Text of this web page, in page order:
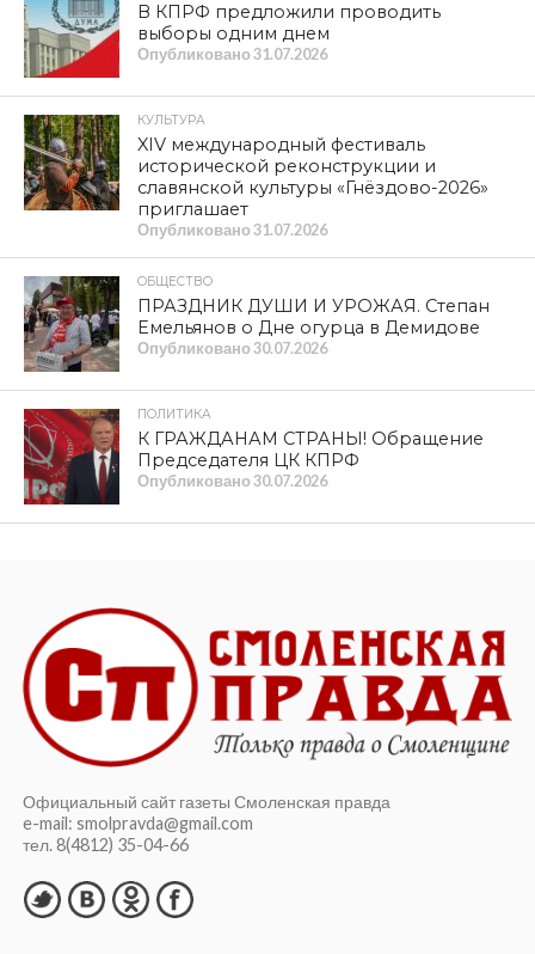
В КПРФ предложили проводить
выборы одним днем
Опубликовано31.07.2026
КУЛЬТУРА
XIV международный фестиваль
исторической реконструкции и
славянской культуры «Гнёздово-2026»
приглашает
Опубликовано31.07.2026
ОБЩЕСТВО
ПРАЗДНИК ДУШИ И УРОЖАЯ. Степан
Емельянов о Дне огурца в Демидове
Опубликовано30.07.2026
ПОЛИТИКА
К ГРАЖДАНАМ СТРАНЫ! Обращение
Председателя ЦК КПРФ
Опубликовано30.07.2026
Официальный сайт газеты Смоленская правда
e-mail: smolpravda@gmail.com
тел. 8(4812) 35-04-66